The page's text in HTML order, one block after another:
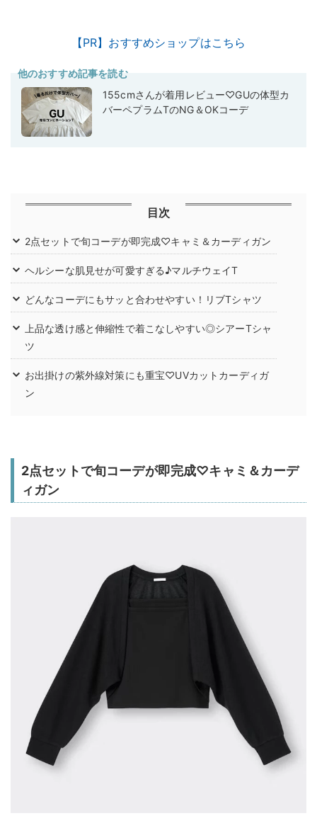
【PR】おすすめショップはこちら
他のおすすめ記事を読む
155cmさんが着用レビュー♡GUの体型カ
バーペプラムTのNG＆OKコーデ
目次
2点セットで旬コーデが即完成♡キャミ＆カーディガン
ヘルシーな肌見せが可愛すぎる♪マルチウェイT
どんなコーデにもサッと合わせやすい！リブTシャツ
上品な透け感と伸縮性で着こなしやすい◎シアーTシャ
ツ
お出掛けの紫外線対策にも重宝♡UVカットカーディガ
ン
2点セットで旬コーデが即完成♡キャミ＆カーデ
ィガン